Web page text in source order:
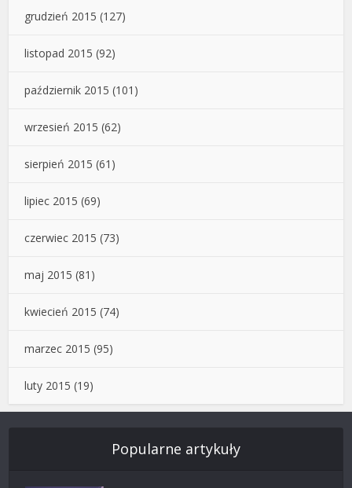
grudzień 2015 (127)
listopad 2015 (92)
październik 2015 (101)
wrzesień 2015 (62)
sierpień 2015 (61)
lipiec 2015 (69)
czerwiec 2015 (73)
maj 2015 (81)
kwiecień 2015 (74)
marzec 2015 (95)
luty 2015 (19)
Popularne artykuły